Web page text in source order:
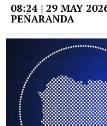
08:24 | 29 MAY
PEÑARANDA